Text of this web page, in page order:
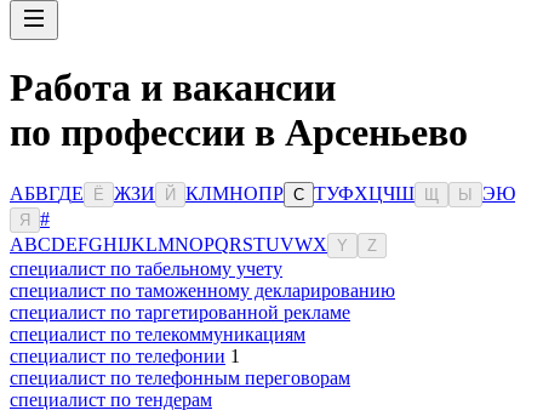
Работа и вакансии
по профессии в Арсеньево
АБВГДЕ Ё ЖЗИ Й КЛМНОПР С ТУФХЦЧШ Ы ЭЮ
Я
#
ABCDEFGHIJKLMNOPQRSTUVWX Y Z
специалист по табельному учету
специалист по таможенному декларированию
специалист по таргетированной рекламе
специалист по телекоммуникациям
специалист по телефонии 1
специалист по телефонным переговорам
специалист по тендерам